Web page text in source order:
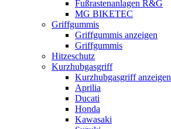
Fußrastenanlagen R&G
MG BIKETEC
Griffgummis
Griffgummis anzeigen
Griffgummis
Hitzeschutz
Kurzhubgasgriff
Kurzhubgasgriff anzeigen
Aprilia
Ducati
Honda
Kawasaki